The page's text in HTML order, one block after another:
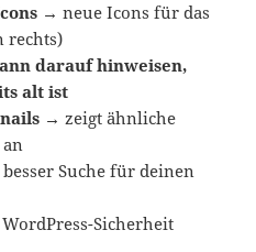
→neue Icons für das
rechts)
darauf hinweisen,
alt ist
→zeigt ähnliche
besser Suche für deinen
WordPress-Sicherheit